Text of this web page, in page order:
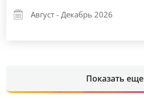
Август - Декабрь 2026
Показать еще